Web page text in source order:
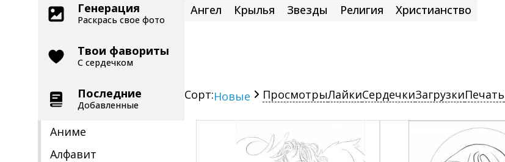
Генерация
Раскрась свое фото
Твои фавориты
С сердечком
Последние
Добавленные
Аниме
Алфавит
Ангел Крылья Звезды Религия Христианство
Сорт:Новые ПросмотрыЛайкиСердечкиЗагрузкиПечать